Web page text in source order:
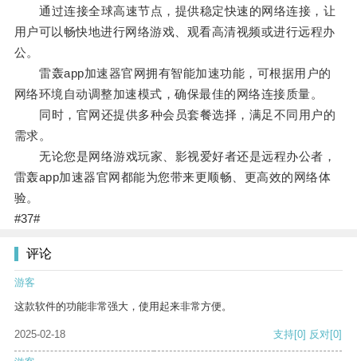
通过连接全球高速节点，提供稳定快速的网络连接，让
用户可以畅快地进行网络游戏、观看高清视频或进行远程办
公。
雷轰app加速器官网拥有智能加速功能，可根据用户的
网络环境自动调整加速模式，确保最佳的网络连接质量。
同时，官网还提供多种会员套餐选择，满足不同用户的
需求。
无论您是网络游戏玩家、影视爱好者还是远程办公者，
雷轰app加速器官网都能为您带来更顺畅、更高效的网络体
验。
#37#
评论
游客
这款软件的功能非常强大，使用起来非常方便。
2025-02-18 支持[0] 反对[0]